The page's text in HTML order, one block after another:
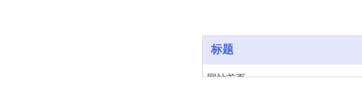
标题
网站首页